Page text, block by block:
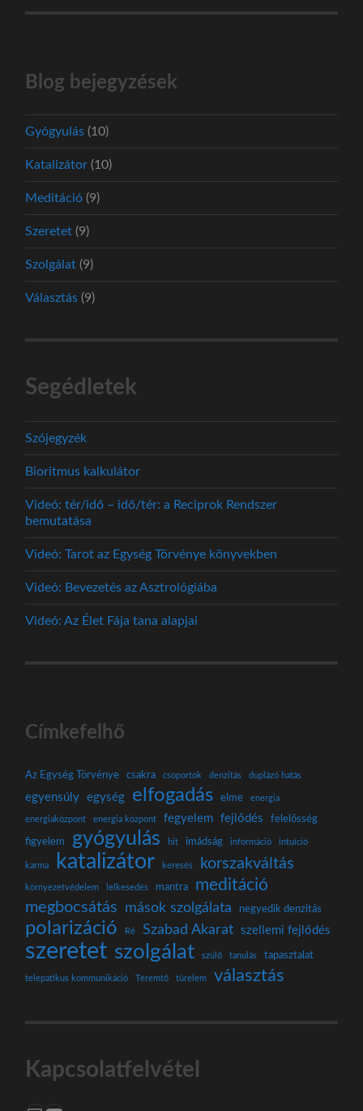
Blog bejegyzések
Gyógyulás (10)
Katalizátor (10)
Meditáció (9)
Szeretet (9)
Szolgálat (9)
Választás (9)
Segédletek
Szójegyzék
Bioritmus kalkulátor
Videó: tér/idő – idő/tér: a Reciprok Rendszer
bemutatása
Videó: Tarot az Egység Törvénye könyvekben
Videó: Bevezetés az Asztrológiába
Videó: Az Élet Fája tana alapjai
Címkefelhő
Az Egység Törvénye csakra csoportok denzitás duplázó hatás
egyensúly egység elfogadás elme energia
energiaközpont energia központ fegyelem fejlődés
felelősség
figyelem
gyógyulás hit imádság információ intuíció
karma katalizátor keresés korszakváltás
környezetvédelem lelkesedés mantra meditáció
megbocsátás mások szolgálata negyedik denzitás
polarizáció Ré Szabad Akarat szellemi fejlődés
szeretet szolgálat szülő tanulás tapasztalat
telepatikus kommunikáció Teremtő türelem választás
Kapcsolatfelvétel